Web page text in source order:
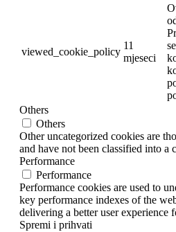
viewed_cookie_policy
11
mjeseci
Others
Others
Other uncategorized cookies are
and have not been classified into a
Performance
Performance
Performance cookies are used to
key performance indexes of the
delivering a better user experience
Spremi i prihvati